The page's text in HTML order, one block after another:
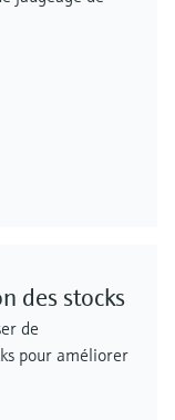
des stocks
de
pour améliorer